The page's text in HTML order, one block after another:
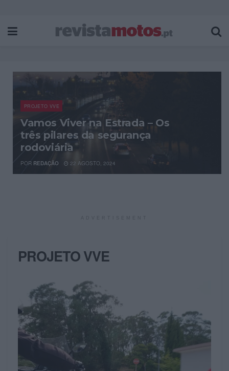
PROJETO VVE
Vamos Viver na Estrada – Os
três pilares da segurança
rodoviária
POR REDAÇÃO 22 AGOSTO, 2024
PROJETO VVE